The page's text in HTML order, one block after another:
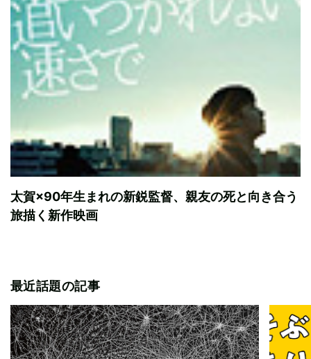
太賀×90年生まれの新鋭監督、親友の死と向き合う
旅描く新作映画
最近話題の記事